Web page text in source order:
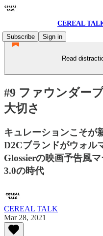
CEREAL
Subscribe
Sign in
Read
#9 ファウンダー
大切さ
キュレーションこそが
D2Cブランドがウォル
Glossierの映画予告風
3.0の時代
CEREAL TALK
Mar 28, 2021